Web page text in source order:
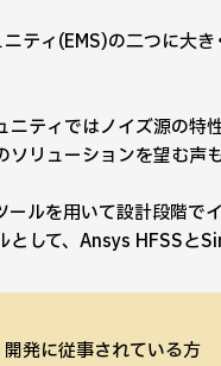
ティ(EMS)の二つに大
ニティではノイズ源の
リューションを望む声も
ルを用いて設計段階で
として、Ansys HFSSと
発に従事されている方